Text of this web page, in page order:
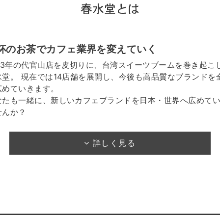
のお茶でカフェ業界を変えていく
年の代官山店を皮切りに、台湾スイーツブームを巻き起こ
堂。 現在では14店舗を展開し、今後も高品質なブランドを
ていきます。
たも一緒に、新しいカフェブランドを日本・世界へ広めて
か？
詳しく見る